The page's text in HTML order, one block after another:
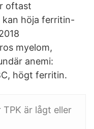
oftast
kan höja ferritin-
myelom,
anemi:
högt ferritin.
är lågt eller